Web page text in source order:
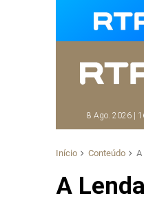
8 Ago. 2026 |
Início Conteúdo A
A